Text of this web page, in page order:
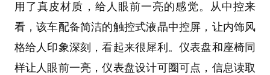
用了真皮材质，给人眼前一亮的感觉。从中控来
看，该车配备简洁的触控式液晶中控屏，让内饰风
格给人印象深刻，看起来很犀利。仪表盘和座椅同
样让人眼前一亮，仪表盘设计可圈可点，信息读取